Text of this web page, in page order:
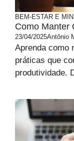
BEM-ESTAR E
Como Manter
23/04/2025Antônio
Aprenda como
práticas que
produtividade.